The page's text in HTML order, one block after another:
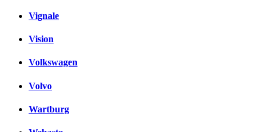
Vignale
Vision
Volkswagen
Volvo
Wartburg